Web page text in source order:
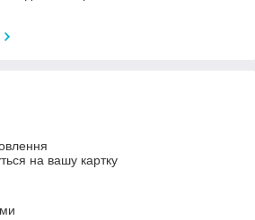
на вашу картку